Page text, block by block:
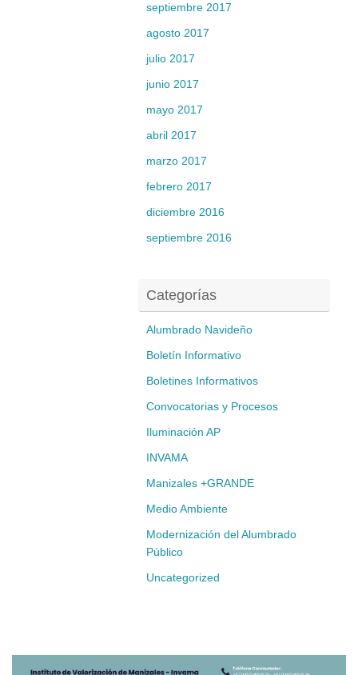
septiembre 2017
agosto 2017
julio 2017
junio 2017
mayo 2017
abril 2017
marzo 2017
febrero 2017
diciembre 2016
septiembre 2016
Categorías
Alumbrado Navideño
Boletín Informativo
Boletines Informativos
Convocatorias y Procesos
Iluminación AP
INVAMA
Manizales +GRANDE
Medio Ambiente
Modernización del Alumbrado
Público
Uncategorized